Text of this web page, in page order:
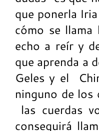
que ponerla
cómo se
echo a reír y
que aprenda a
Geles y el
ninguno de los
las cuerdas
conseguirá